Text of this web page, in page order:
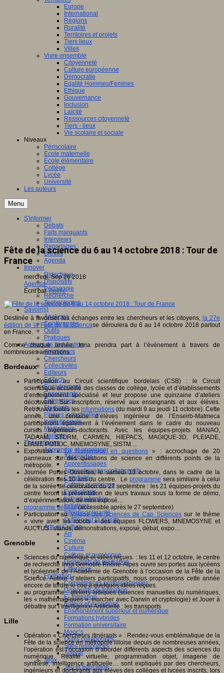
Europe
International
Régions
Ruralité
Territoires et projets
Tiers lieux
Villes
Vivre ensemble
Citoyenneté
Culture européenne
Démocratie
Egalité Hommes/Femmes
Ethique
Gouvernance
Inclusion
Laïcité
Ressources citoyenneté
Tiers - lieux
Vie scolaire et sociale
Niveaux
Périscolaire
Ecole maternelle
Ecole élémentaire
Collège
Lycée
Université
Les auteurs
Menu
S'informer
Débats
Faits marquants
Interviews
Reportages
Brèves
Agenda
Innover
Didactique
Dispositifs
Pédagogie
Recherche
Technologies
Savoir(s)
Analyses
Conférences
Outils
Pratiques
Acteurs de l'éducation
Animateurs
Chercheurs
Collectivités
Editeurs
EdTech
Encadrement
Enseignants
Entreprises
Etudiants
Filières industrielles
Institutionnels
Médiateurs
Parents
Thématiques
Apprendre et enseigner
Apprendre
Apprentissages
Apprentissages collaboratifs
Créativité
Culture numérique
Evaluations
Individualisation
Initiatives
Interdisciplinarité
Outils pour la classe
Arts et Culture
Art
Cinéma
Culture
Culture et numérique
Dispositifs de médiation
Littérature
Formation
Compétences professionnelles
Dispositifs de formation
E- formation
Enjeux et évolutions
Enseignement supérieur et numérique
Formations hybrides
Formation universitaire
Mooc’s
Outils collaboratifs
Sites ressources
Tutorat
Jeux
Jeu et éducation
Fête de la science du 6 au 14 octobre 2018 : Tour de
France
mercredi, Sep 26 2018
Agenda
Écrit parAn@é
Destinée à favoriser les échanges entre les chercheurs et les citoyens, la 27e
édition de la Fête de la Sciencese déroulera du 6 au 14 octobre 2018 partout
en France.
Comme chaque année, Inria prendra part à l’évènement à travers de
nombreuses animations.
Bordeaux
Participation au Circuit scientifique bordelais (CSB) : le Circuit
scientifique accueille des classes de collège, lycée et d’établissements
d’enseignement spécialisé et leur propose une quinzaine d’ateliers
découverte. Sur inscription, réservé aux enseignants et aux élèves.
Retrouvez toutes les informations (du mardi 9 au jeudi 11 octobre). Cette
année, une centaine d’élèves ingénieur de l’Enseirb-Matmeca
participeront également à l’événement dans le cadre du nouveau
cursus ingénieurs-doctorants. Avec les équipes-projets MANAO,
TADAAM, STORM, CARMEN, HIEPACS, MAGIQUE-3D, PLEIADE,
LFANT, POTIOC, MNEMOSYNE, SISTM…
Exposition «Le Numérique en questions » : accrochage de 20
panneaux sur des questions de science en différents points de la
métropole.
Journée Portes Ouvertes, le samedi 13 octobre, dans le cadre de la
célébration des 10 ans du centre. Le programme sera similaire à celui
de la soirée de célébration du 27 septembre : les 21 équipes-projets du
centre feront la présentation de leurs travaux sous la forme de démo,
d’expérimentation, de mini exposé…
programme définitif(accessible après le 27 septembre)
Participation auVillage des Sciences de Cap Sciencessur le thème
« vivre avec les robots » des équipes FLOWERS, MNEMOSYNE et
AUCTUS : stands, démonstrations, exposé, débat, expo…
Grenoble
Sciences du numérique et idées reçues : les 11 et 12 octobre, le centre
de recherche Inria Grenoble Rhône-Alpes ouvre ses portes aux lycéens
et lycéennes de l’Académie de Grenoble à l’occasion de la Fête de la
Science. Autour d’ateliers participatifs, nous proposerons cette année
encore de tordre le cou à quelques idées reçues.
au programme : ateliers ludiques (sciences manuelles du numériques,
les « mathémagiques », marcher avec Darwin et cryptologie) et Jouer à
débattre sur l’Intelligence Artificielle : les transports
Lille
Opération « Chercheurs itinérants » : Rendez-vous emblématique de la
Fête de la science en métropole lilloise depuis de nombreuses années,
l’opération est l’occasion d’aborder différents aspects des sciences du
numérique. Réalité virtuelle, programmation objet, imagerie de
synthèse, intelligence artificielle… sont expliqués par des chercheurs,
ingénieurs et doctorants aux élèves des collèges et lycées inscrits, lors